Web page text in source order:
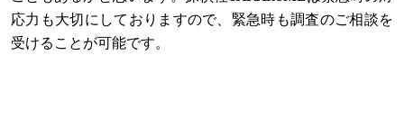
応力も大切にしておりますので、緊急時も調査のご相談を
受けることが可能です。